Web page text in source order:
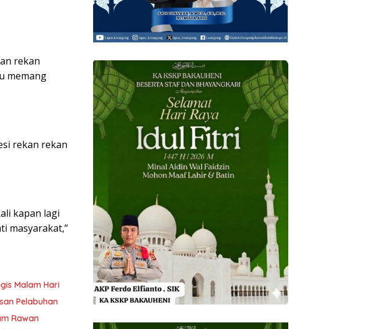
rekan
memang
rekan rekan
kapan lagi
masyarakat,”
Malam Hari
Pelabuhan
Rawan